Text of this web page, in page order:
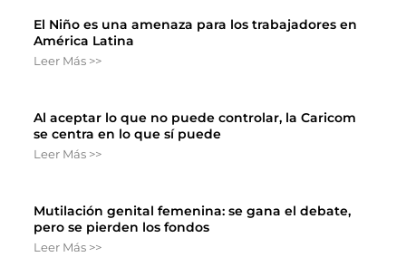
El Niño es una amenaza para los trabajadores en
América Latina
Leer Más >>
Al aceptar lo que no puede controlar, la Caricom
se centra en lo que sí puede
Leer Más >>
Mutilación genital femenina: se gana el debate,
pero se pierden los fondos
Leer Más >>